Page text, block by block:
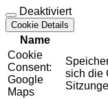
Deaktiviert
Cookie Details
Name
Cookie
Consent:
Google
Maps
sich die